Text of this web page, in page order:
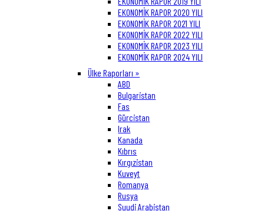
EKONOMİK RAPOR 2020 YILI
EKONOMİK RAPOR 2021 YILI
EKONOMİK RAPOR 2022 YILI
EKONOMİK RAPOR 2023 YILI
EKONOMİK RAPOR 2024 YILI
Ülke Raporları »
ABD
Bulgaristan
Fas
Gürcistan
Irak
Kanada
Kıbrıs
Kırgızistan
Kuveyt
Romanya
Rusya
Suudi Arabistan